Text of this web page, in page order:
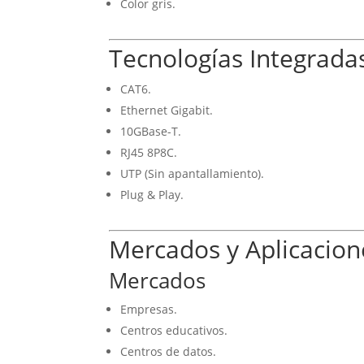
Color gris.
Tecnologías
CAT6.
Ethernet Gigabit.
10GBase-T.
RJ45 8P8C.
UTP (Sin apantallamiento).
Plug & Play.
Mercados y
Mercados
Empresas.
Centros educativos.
Centros de datos.